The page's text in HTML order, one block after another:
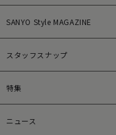
SANYO Style MAGAZINE
スタッフスナップ
特集
ニュース